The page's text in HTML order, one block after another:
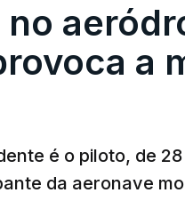
a
é o piloto, de
da aeronave